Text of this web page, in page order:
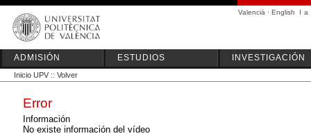
Valencià · English I a
ADMISIÓN ESTUDIOS INVESTIGACIÓN
Inicio UPV :: Volver
Error
Información
No existe información del vídeo